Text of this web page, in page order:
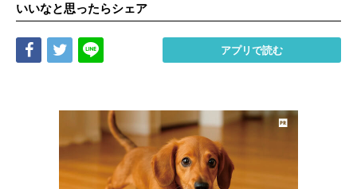
いいなと思ったらシェア
Share Tweet アプリで読む